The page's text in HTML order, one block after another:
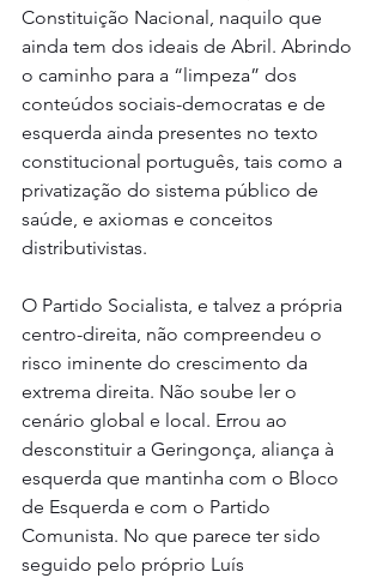
Constituição Nacional, naquilo que
ainda tem dos ideais de Abril. Abrindo
o caminho para a “limpeza” dos
conteúdos sociais-democratas e de
esquerda ainda presentes no texto
constitucional português, tais como a
privatização do sistema público de
saúde, e axiomas e conceitos
distributivistas.
O Partido Socialista, e talvez a própria
centro-direita, não compreendeu o
risco iminente do crescimento da
extrema direita. Não soube ler o
cenário global e local. Errou ao
desconstituir a Geringonça, aliança à
esquerda que mantinha com o Bloco
de Esquerda e com o Partido
Comunista. No que parece ter sido
seguido pelo próprio Luís